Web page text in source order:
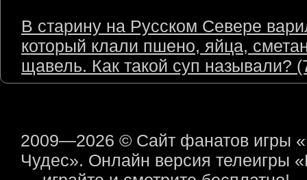
В старину на Русском Севере
который клали пшено, яйца,
щавель. Как такой суп называли?
2009—2026 © Сайт фанатов игры
Чудес». Онлайн версия телеигры